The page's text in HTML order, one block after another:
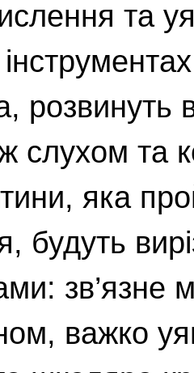
та
розвинуть
слухом та
яка
будуть
зв’язне
важко